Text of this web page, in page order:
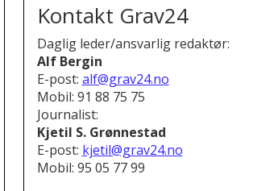
Kontakt Grav24
Daglig leder/ansvarlig redaktør:
Alf Bergin
E-post: alf@grav24.no
Mobil: 91 88 75 75
Journalist:
Kjetil S. Grønnestad
E-post: kjetil@grav24.no
Mobil: 95 05 77 99